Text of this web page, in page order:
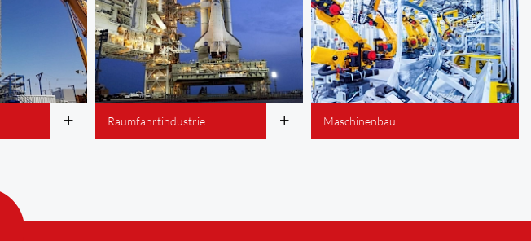
Raumfahrtindustrie Maschinenbau